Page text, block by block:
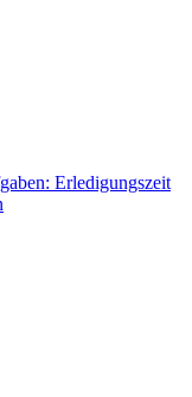
Erledigungszeit